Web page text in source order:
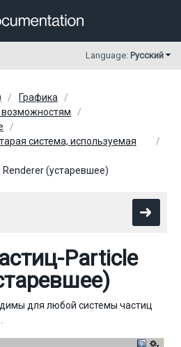
Language: Русский
Графика
возможностям
система, используемая
(устаревшее)
Particle
для любой системы частиц